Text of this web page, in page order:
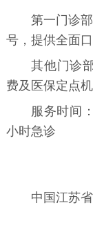
第一门诊
号，提供全面
其他门诊
费及医保定点
服务时间
小时急诊
中国江苏